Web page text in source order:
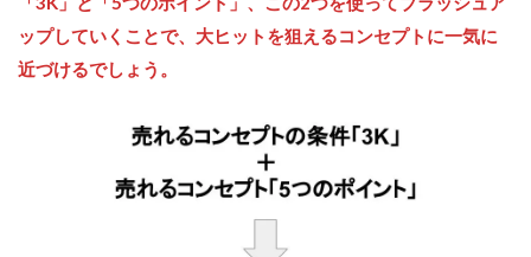
ップしていくことで、大ヒットを狙えるコンセプトに一気に
近づけるでしょう。